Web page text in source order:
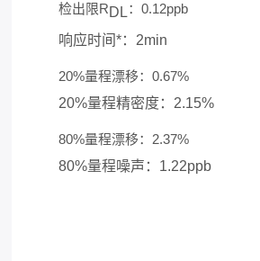
检出限RDL：0.12ppb
响应时间*：2min
20%量程漂移：0.67%
20%量程精密度：2.15%
80%量程漂移：2.37%
80%量程噪声：1.22ppb